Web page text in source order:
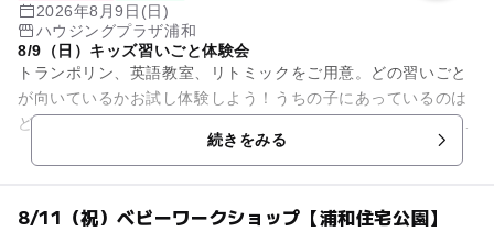
2026年8月9日(日)
ハウジングプラザ浦和
8/9（日）キッズ習いごと体験会
トランポリン、英語教室、リトミックをご用意。どの習いごと
が向いているかお試し体験しよう！うちの子にあっているのは
どれかしら♪ ＊0～6歳のお子様対象 ＊各体験15組様 ＊参加
続きをみる
8/11（祝）ベビーワークショップ【浦和住宅公園】